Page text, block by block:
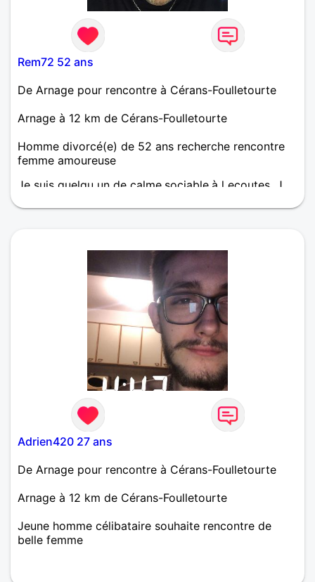
Rem72 52 ans
De Arnage pour rencontre à Cérans-Foulletourte
Arnage à 12 km de Cérans-Foulletourte
Homme divorcé(e) de 52 ans recherche rencontre
femme amoureuse
Je suis quelqu un de calme,sociable,à l ecoutes. J
amis,les restaurants.
Adrien420 27 ans
De Arnage pour rencontre à Cérans-Foulletourte
Arnage à 12 km de Cérans-Foulletourte
Jeune homme célibataire souhaite rencontre de
belle femme